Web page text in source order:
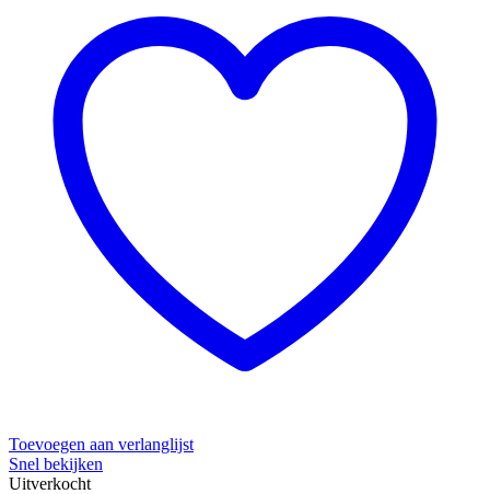
Toevoegen aan verlanglijst
Snel bekijken
Uitverkocht